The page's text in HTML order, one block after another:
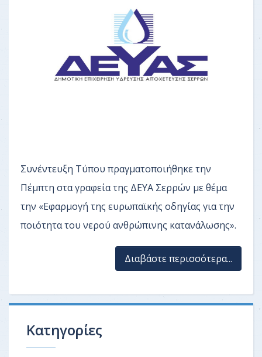
Συνέντευξη Τύπου πραγματοποιήθηκε την
Πέμπτη στα γραφεία της ΔΕΥΑ Σερρών με θέμα
την «Εφαρμογή της ευρωπαϊκής οδηγίας για την
ποιότητα του νερού ανθρώπινης κατανάλωσης».
Διαβάστε περισσότερα...
Κατηγορίες